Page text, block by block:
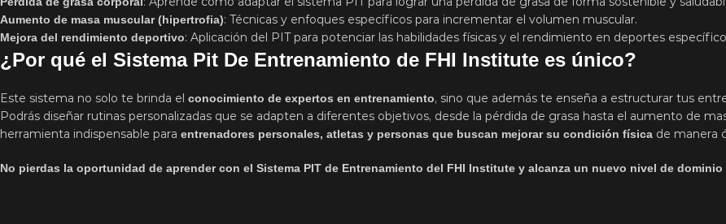
Aumento de masa muscular (hipertrofia): Técnicas y enfoques específicos para incrementar el volumen muscular.
Mejora del rendimiento deportivo: Aplicación del PIT para potenciar las habilidades físicas y el rendimiento en deportes
¿Por qué el Sistema Pit De Entrenamiento de FHI Institute es único?
Este sistema no solo te brinda el conocimiento de expertos en entrenamiento, sino que además te enseña a estructurar tus
Podrás diseñar rutinas personalizadas que se adapten a diferentes objetivos, desde la pérdida de grasa hasta el aumento de
herramienta indispensable para entrenadores personales, atletas y personas que buscan mejorar su condición física de manera
No pierdas la oportunidad de aprender con el Sistema PIT de Entrenamiento del FHI Institute y alcanza un nuevo nivel de